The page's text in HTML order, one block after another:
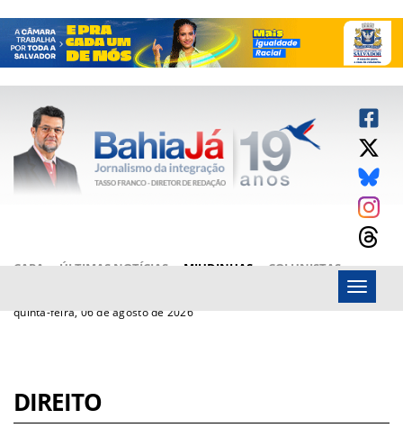
CAPA ÚLTIMAS NOTÍCIAS MIUDINHAS
COLUNISTAS
quinta-feira, 06 de agosto de 2026
Menu
DIREITO